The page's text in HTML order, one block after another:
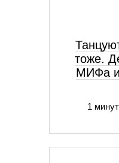
тоже.
МИФа и
1